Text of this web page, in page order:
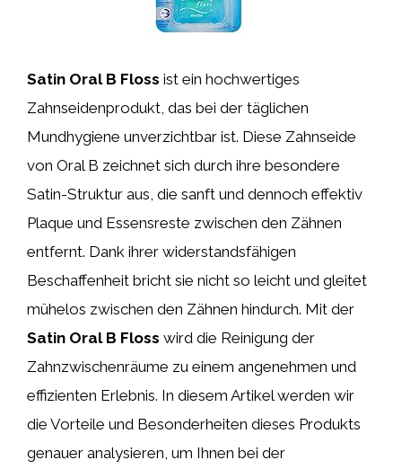
Satin Oral B Floss ist ein hochwertiges
Zahnseidenprodukt, das bei der täglichen
Mundhygiene unverzichtbar ist. Diese Zahnseide
von Oral B zeichnet sich durch ihre besondere
Satin-Struktur aus, die sanft und dennoch effektiv
Plaque und Essensreste zwischen den Zähnen
entfernt. Dank ihrer widerstandsfähigen
Beschaffenheit bricht sie nicht so leicht und gleitet
mühelos zwischen den Zähnen hindurch. Mit der
Satin Oral B Floss wird die Reinigung der
Zahnzwischenräume zu einem angenehmen und
effizienten Erlebnis. In diesem Artikel werden wir
die Vorteile und Besonderheiten dieses Produkts
genauer analysieren, um Ihnen bei der